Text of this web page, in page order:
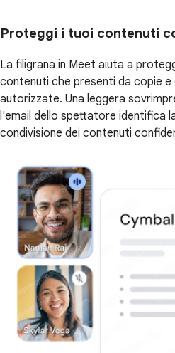
Proteggi i tuoi contenuti
La filigrana in Meet aiuta a
contenuti che presenti da copie e
autorizzate. Una leggera
l'email dello spettatore identifica
condivisione dei contenuti